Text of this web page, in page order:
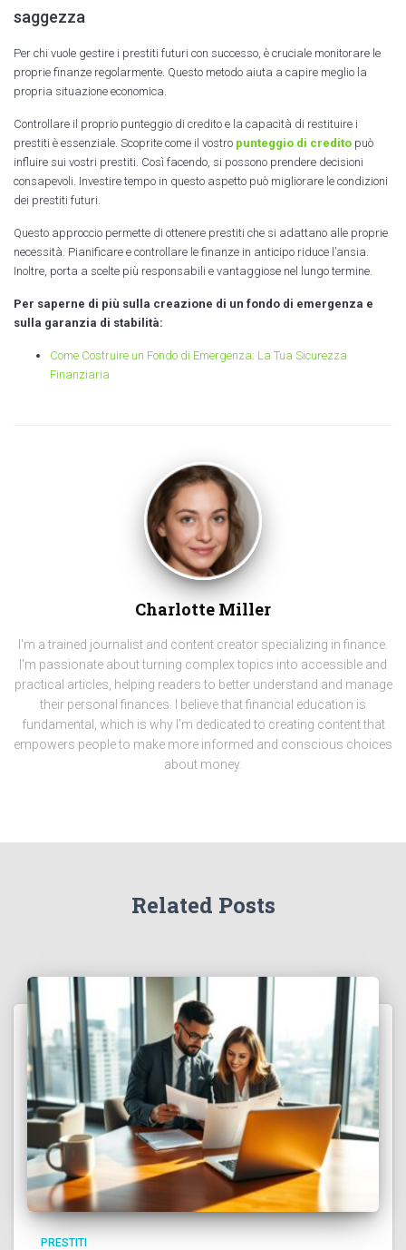
saggezza
Per chi vuole gestire i prestiti futuri con successo, è cruciale monitorare le
proprie finanze regolarmente. Questo metodo aiuta a capire meglio la
propria situazione economica.
Controllare il proprio punteggio di credito e la capacità di restituire i
prestiti è essenziale. Scoprite come il vostro punteggio di credito può
influire sui vostri prestiti. Così facendo, si possono prendere decisioni
consapevoli. Investire tempo in questo aspetto può migliorare le condizioni
dei prestiti futuri.
Questo approccio permette di ottenere prestiti che si adattano alle proprie
necessità. Pianificare e controllare le finanze in anticipo riduce l’ansia.
Inoltre, porta a scelte più responsabili e vantaggiose nel lungo termine.
Per saperne di più sulla creazione di un fondo di emergenza e
sulla garanzia di stabilità:
Come Costruire un Fondo di Emergenza: La Tua Sicurezza
Finanziaria
Charlotte Miller
I'm a trained journalist and content creator specializing in finance.
I'm passionate about turning complex topics into accessible and
practical articles, helping readers to better understand and manage
their personal finances. I believe that financial education is
fundamental, which is why I'm dedicated to creating content that
empowers people to make more informed and conscious choices
about money.
Related Posts
PRESTITI